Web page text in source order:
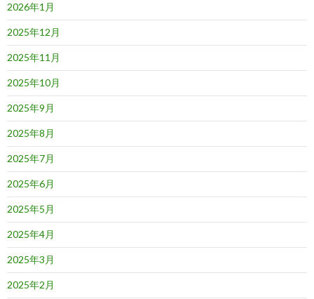
2026年1月
2025年12月
2025年11月
2025年10月
2025年9月
2025年8月
2025年7月
2025年6月
2025年5月
2025年4月
2025年3月
2025年2月